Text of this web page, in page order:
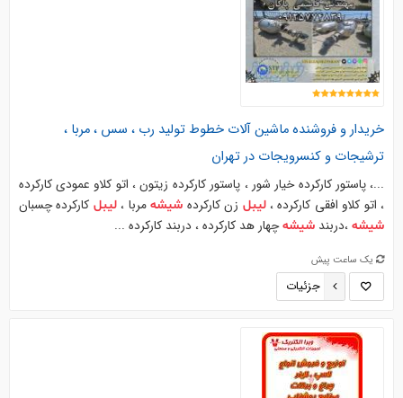
خریدار و فروشنده ماشین آلات خطوط تولید رب ، سس ، مربا ،
ترشیجات و کنسرویجات در تهران
...، پاستور کارکرده خیار شور ، پاستور کارکرده زیتون ، اتو کلاو عمودی کارکرده
، اتو کلاو افقی کارکرده ،لیبل زن کارکرده شیشهمربا ،لیبل کارکرده چسبان
شیشه،دربند شیشهچهار هد کارکرده ، دربند کارکرده ...
یک ساعت پیش
جزئیات